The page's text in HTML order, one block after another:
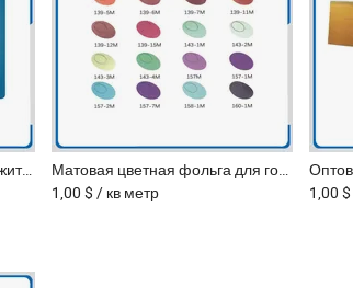
Высокочувствительная положительная УФ-ЦТП пластина для офсетной печати
Матовая цветная фольга для горячего тиснения для профессиональной печати и упаковки
1,00 $ / кв метр
1,00 $